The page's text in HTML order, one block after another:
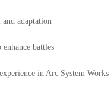
adaptation
battles
in Arc System Works